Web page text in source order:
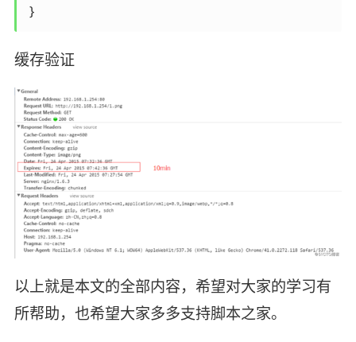
}
缓存验证
以上就是本文的全部内容，希望对大家的学习有
所帮助，也希望大家多多支持脚本之家。